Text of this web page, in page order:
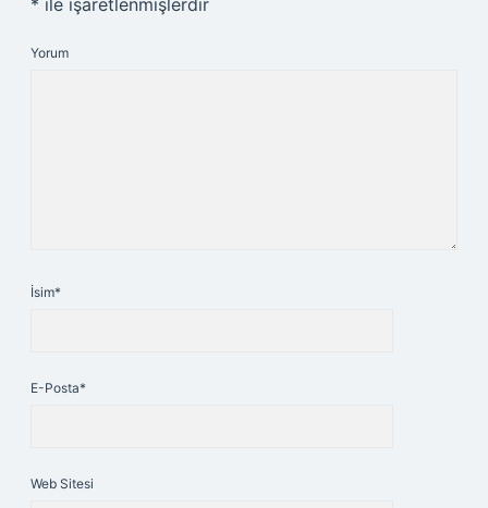
* ile işaretlenmişlerdir
Yorum
İsim*
E-Posta*
Web Sitesi